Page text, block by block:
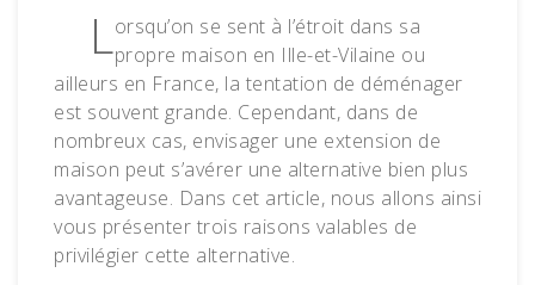
Lorsqu’on se sent à l’étroit dans sa
propre maison en Ille-et-Vilaine ou
ailleurs en France, la tentation de déménager
est souvent grande. Cependant, dans de
nombreux cas, envisager une extension de
maison peut s’avérer une alternative bien plus
avantageuse. Dans cet article, nous allons ainsi
vous présenter trois raisons valables de
privilégier cette alternative.